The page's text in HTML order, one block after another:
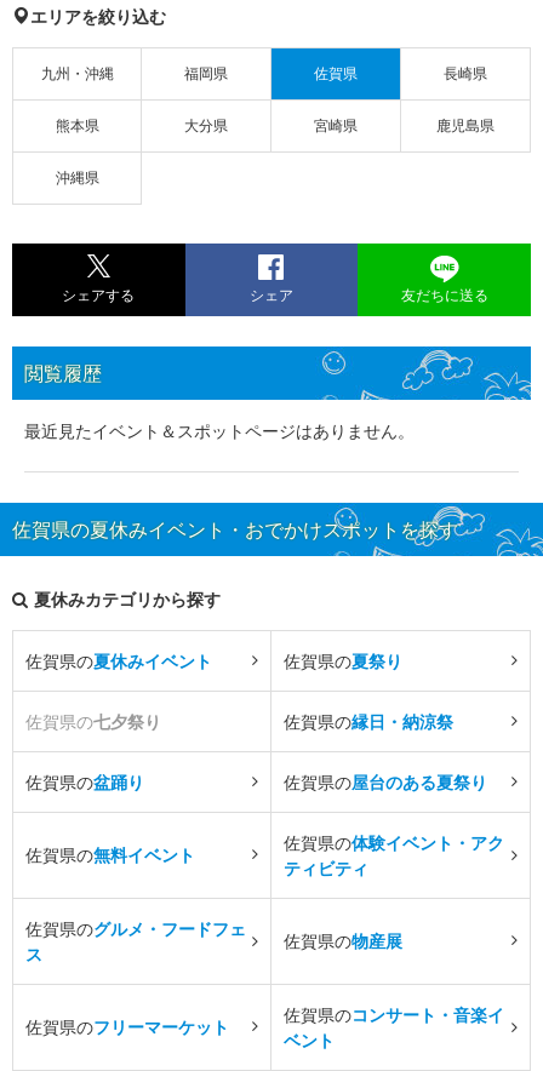
エリアを絞り込む
九州・沖縄 福岡県 佐賀県 長崎県
熊本県 大分県 宮崎県 鹿児島県
沖縄県
シェアする シェア 友だちに送る
閲覧履歴
最近見たイベント＆スポットページはありません。
佐賀県の夏休みイベント・おでかけスポットを探す
夏休みカテゴリから探す
佐賀県の夏休みイベント 佐賀県の夏祭り
佐賀県の七夕祭り 佐賀県の縁日・納涼祭
佐賀県の盆踊り 佐賀県の屋台のある夏祭り
佐賀県の無料イベント
佐賀県の体験イベント・アク
ティビティ
佐賀県のグルメ・フードフェ
ス
佐賀県の物産展
佐賀県のフリーマーケット
佐賀県のコンサート・音楽イ
ベント